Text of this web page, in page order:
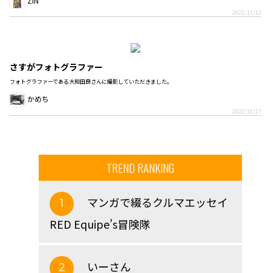
2022/11/12
さすがフォトグラファー
フォトグラファーである大和田良さんに撮影していただきました。
かめち
2022/10/27
TREND RANKING
1
マンガで綴るクルマエッセイ
RED Equipe’s冒険隊
2 いーさん